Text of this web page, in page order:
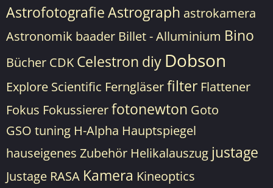
AstrofotografieAstrograph astrokamera
Astronomik baader Billet - Alluminium Bino
Bücher CDK Celestron diy Dobson
Explore Scientific Ferngläserfilter Flattener
Fokus Fokussiererfotonewton Goto
GSO tuning H-Alpha Hauptspiegel
hauseigenes Zubehör Helikalauszug justage
Justage RASA Kamera Kineoptics